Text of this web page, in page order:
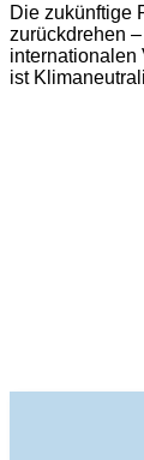
Die zukünftige
zurückdrehen
internationalen
ist